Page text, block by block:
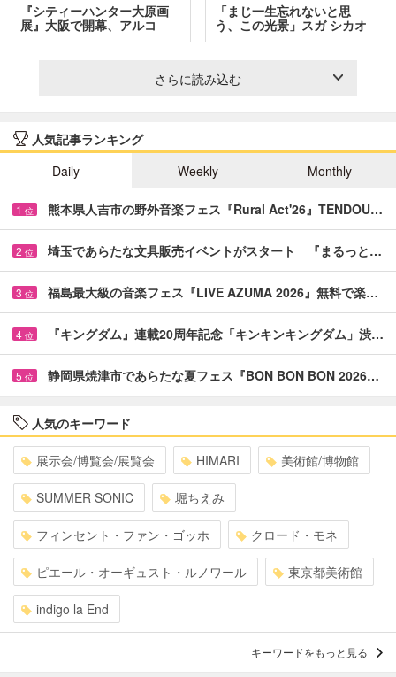
『シティーハンター大原画
展』大阪で開幕、アルコ
＆…
「まじ一生忘れないと思
う、この光景」スガ シカオ
と…
さらに読み込む
人気記事ランキング
Daily
Weekly Monthly
1 位 熊本県人吉市の野外音楽フェス『Rural Act'26』TENDOU…
2 位 埼玉であらたな文具販売イベントがスタート 『まるっと…
3 位 福島最大級の音楽フェス『LIVE AZUMA 2026』無料で楽…
4 位 『キングダム』連載20周年記念「キンキンキングダム」渋…
5 位 静岡県焼津市であらたな夏フェス『BON BON BON 2026…
人気のキーワード
展示会/博覧会/展覧会 HIMARI 美術館/博物館
SUMMER SONIC 堀ちえみ
フィンセント・ファン・ゴッホ クロード・モネ
ピエール・オーギュスト・ルノワール 東京都美術館
indigo la End
キーワードをもっと見る